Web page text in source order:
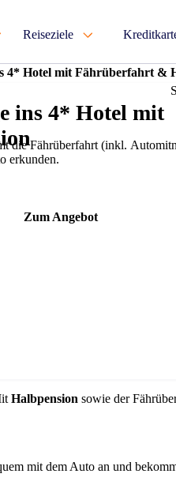
Reiseziele
4* Hotel mit Fährüberfahrt &
ins 4* Hotel mit
die Fährüberfahrt (inkl.
erkunden.
Zum Angebot
Halbpension sowie der
mit dem Auto an und